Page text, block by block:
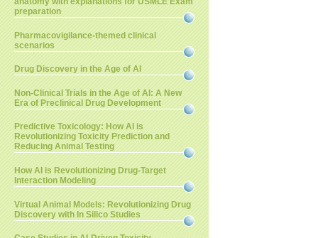
preparation
Pharmacovigilance-themed clinical
scenarios
Drug Discovery in the Age of AI
Non-Clinical Trials in the Age of AI: A New
Era of Preclinical Drug Development
Predictive Toxicology: How AI is
Revolutionizing Toxicity Prediction and
Reducing Animal Testing
How AI is Revolutionizing Drug-Target
Interaction Modeling
Virtual Animal Models: Revolutionizing Drug
Discovery with In Silico Studies